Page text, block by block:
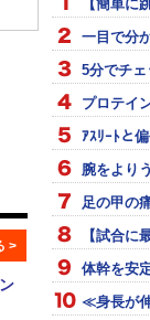
【簡単
一目で分
5分でチ
プロテイ
ｱｽﾘｰﾄと
腕をより
足の甲の
【試合
体幹を安
≪身長が